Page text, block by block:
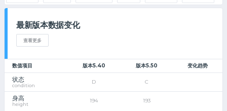
最新版本数据变化
查看更多
数值项目 版本5.40 版本5.50 变化趋势
状态
condition
D C
身高
height
194 193